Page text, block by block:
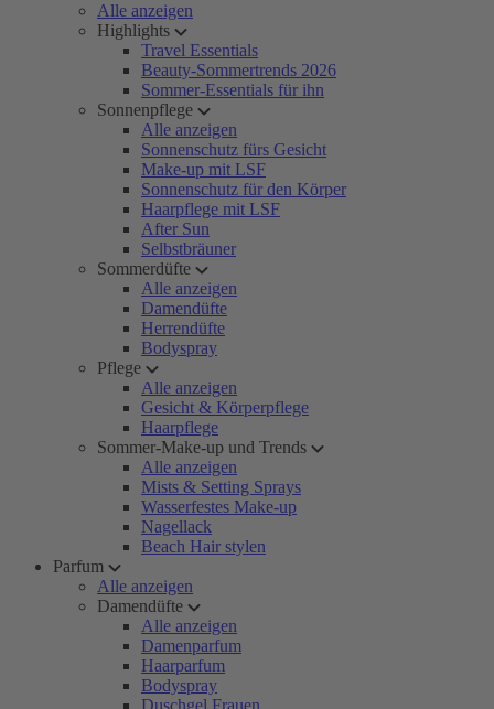
Alle anzeigen
Highlights
Travel Essentials
Beauty-Sommertrends 2026
Sommer-Essentials für ihn
Sonnenpflege
Alle anzeigen
Sonnenschutz fürs Gesicht
Make-up mit LSF
Sonnenschutz für den Körper
Haarpflege mit LSF
After Sun
Selbstbräuner
Sommerdüfte
Alle anzeigen
Damendüfte
Herrendüfte
Bodyspray
Pflege
Alle anzeigen
Gesicht & Körperpflege
Haarpflege
Sommer-Make-up und Trends
Alle anzeigen
Mists & Setting Sprays
Wasserfestes Make-up
Nagellack
Beach Hair stylen
Parfum
Alle anzeigen
Damendüfte
Alle anzeigen
Damenparfum
Haarparfum
Bodyspray
Duschgel Frauen